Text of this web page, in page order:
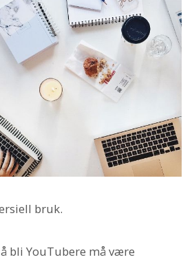
bruk.
bli YouTubere må være